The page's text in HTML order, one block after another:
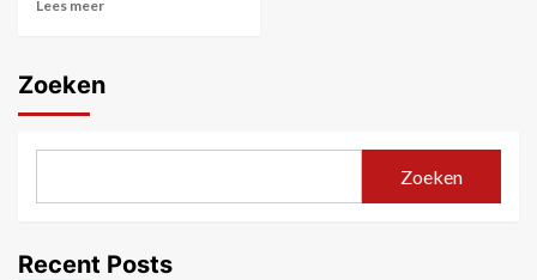
Lees meer
Zoeken
Zoeken
Recent Posts